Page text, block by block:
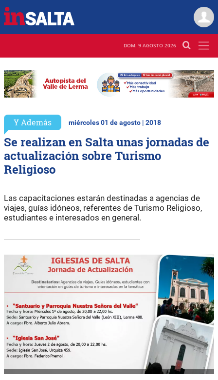
DOM. 9 AGOSTO 2026
Y Además miércoles 01 de agosto | 2018
Se realizan en Salta unas jornadas de
actualización sobre Turismo
Religioso
Las capacitaciones estarán destinadas a agencias de
viajes, guías idóneos, referentes de Turismo Religioso,
estudiantes e interesados en general.